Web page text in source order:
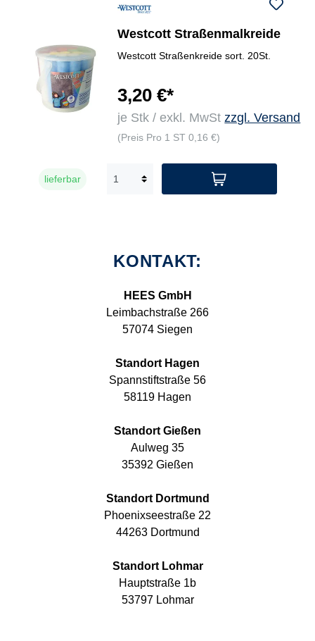
Westcott Straßenmalkreide
Westcott Straßenkreide sort. 20St.
3,20 €*
je Stk / exkl. MwStzzgl. Versand
(Preis Pro 1 ST 0,16 €)
lieferbar
KONTAKT:
HEES GmbH
Leimbachstraße 266
57074 Siegen
Standort Hagen
Spannstiftstraße 56
58119 Hagen
Standort Gießen
Aulweg 35
35392 Gießen
Standort Dortmund
Phoenixseestraße 22
44263 Dortmund
Standort Lohmar
Hauptstraße 1b
53797 Lohmar